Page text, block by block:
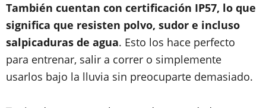
También cuentan con certificación IP57, lo que
significa que resisten polvo, sudor e incluso
salpicaduras de agua. Esto los hace perfecto
para entrenar, salir a correr o simplemente
usarlos bajo la lluvia sin preocuparte demasiado.